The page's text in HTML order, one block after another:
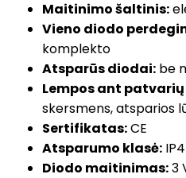
Maitinimo šaltinis:
Vieno diodo
komplekto
Atsparūs diodai: be
Lempos ant
skersmens, atsparios
Sertifikatas:CE
Atsparumo klasė:
Diodo maitinimas:3